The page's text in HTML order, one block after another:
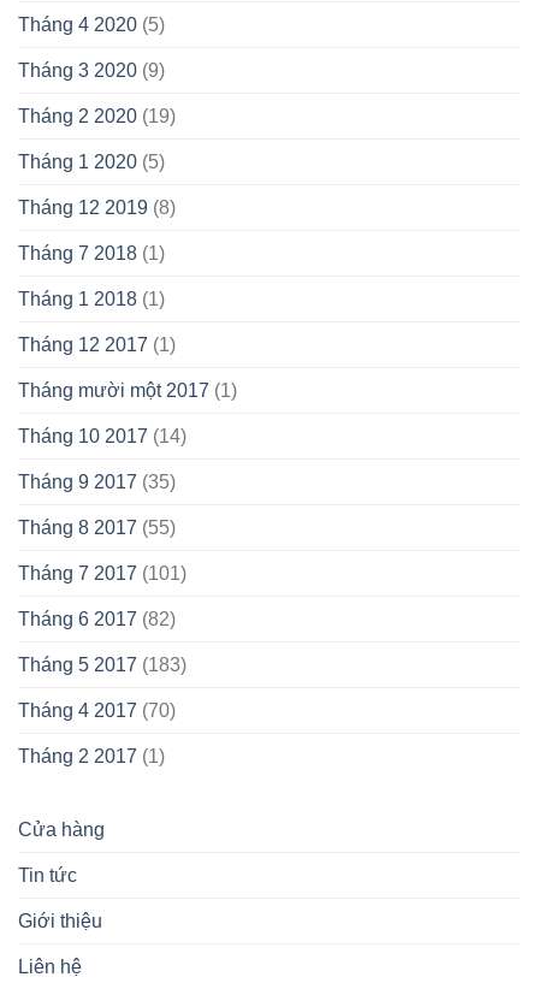
Tháng 4 2020 (5)
Tháng 3 2020 (9)
Tháng 2 2020 (19)
Tháng 1 2020 (5)
Tháng 12 2019 (8)
Tháng 7 2018 (1)
Tháng 1 2018 (1)
Tháng 12 2017 (1)
Tháng mười một 2017 (1)
Tháng 10 2017 (14)
Tháng 9 2017 (35)
Tháng 8 2017 (55)
Tháng 7 2017 (101)
Tháng 6 2017 (82)
Tháng 5 2017 (183)
Tháng 4 2017 (70)
Tháng 2 2017 (1)
Cửa hàng
Tin tức
Giới thiệu
Liên hệ